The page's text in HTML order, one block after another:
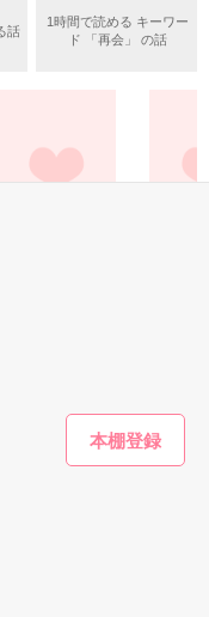
、一人こっそり泣い
話
1時間で読める キーワー
ド 「再会」 の話
もっと見る
たん検索の条件を変える